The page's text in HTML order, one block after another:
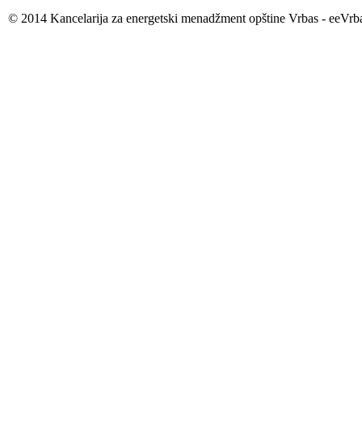
© 2014 Kancelarija za energetski menadžment opštine Vrbas -